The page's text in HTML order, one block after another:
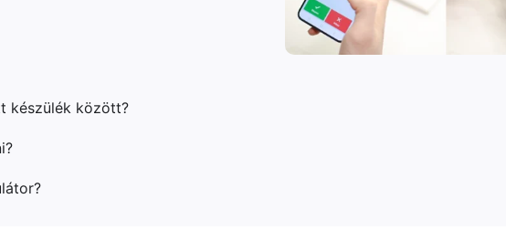
készülék között?